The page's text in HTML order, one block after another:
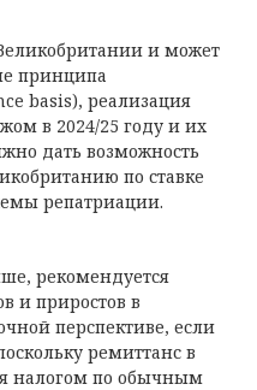
и может
принципа
basis), реализация
в 2024/25 году и их
дать возможность
по ставке
репатриации.
рекомендуется
и приростов в
перспективе, если
ремиттанс в
налогом по обычным